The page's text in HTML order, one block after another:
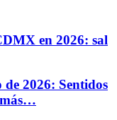
en 2026: sal
2026: Sentidos
más…